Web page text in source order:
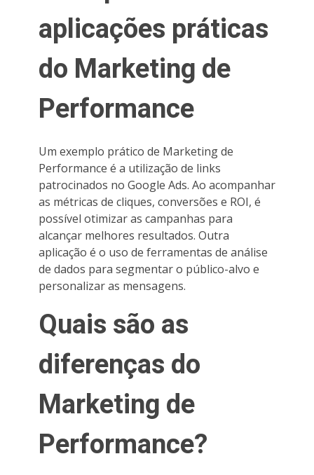
aplicações práticas
do Marketing de
Performance
Um exemplo prático de Marketing de
Performance é a utilização de links
patrocinados no Google Ads. Ao acompanhar
as métricas de cliques, conversões e ROI, é
possível otimizar as campanhas para
alcançar melhores resultados. Outra
aplicação é o uso de ferramentas de análise
de dados para segmentar o público-alvo e
personalizar as mensagens.
Quais são as
diferenças do
Marketing de
Performance?